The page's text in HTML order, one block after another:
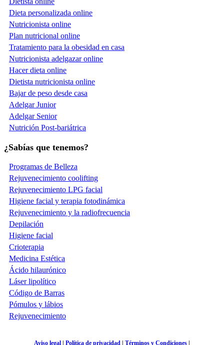
Dieta personalizada online
Nutricionista online
Plan nutricional online
Tratamiento para la obesidad en casa
Nutricionista adelgazar online
Hacer dieta online
Dietista nutricionista online
Bajar de peso desde casa
Adelgar Junior
Adelgar Senior
Nutrición Post-bariátrica
¿Sabías que tenemos?
Programas de Belleza
Rejuvenecimiento coolifting
Rejuvenecimiento LPG facial
Higiene facial y terapia fotodinámica
Rejuvenecimiento y la radiofrecuencia
Depilación
Higiene facial
Crioterapia
Medicina Estética
Ácido hilaurónico
Láser lipolítico
Código de Barras
Pómulos y lábios
Rejuvenecimiento
Aviso legal | Política de privacidad | Términos y Condiciones |